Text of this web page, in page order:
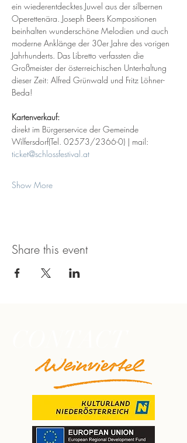
ein wiederentdecktes Juwel aus der silbernen
Operettenära. Joseph Beers Kompositionen
beinhalten wunderschöne Melodien und auch
moderne Anklänge der 30er Jahre des vorigen
Jahrhunderts. Das Libretto verfassten die
Großmeister der österreichischen Unterhaltung
dieser Zeit: Alfred Grünwald und Fritz Löhner-
Beda!
Kartenverkauf:
direkt im Bürgerservice der Gemeinde
Wilfersdorf(Tel. 02573/2366-0) | mail:
ticket@schlossfestival.at
Show More
Share this event